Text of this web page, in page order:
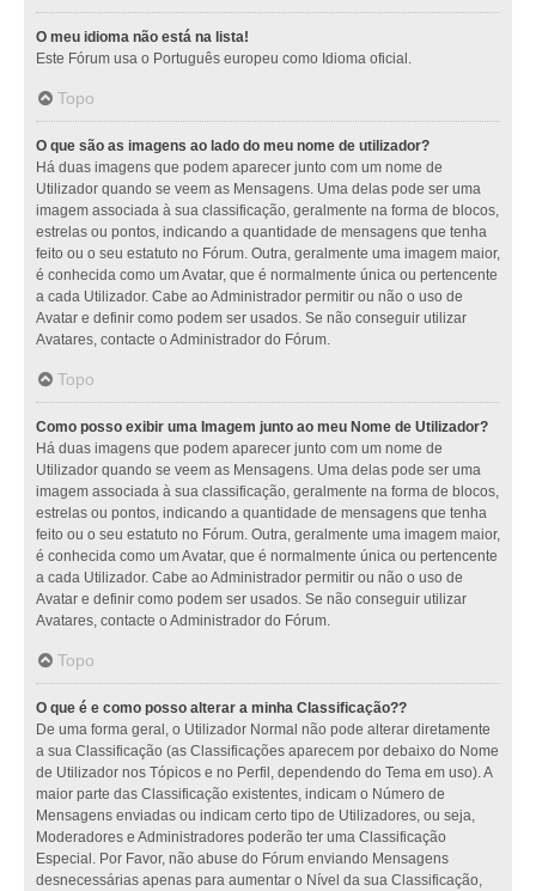
O meu idioma não está na lista!
Este Fórum usa o Português europeu como Idioma oficial.
Topo
O que são as imagens ao lado do meu nome de utilizador?
Há duas imagens que podem aparecer junto com um nome de
Utilizador quando se veem as Mensagens. Uma delas pode ser uma
imagem associada à sua classificação, geralmente na forma de blocos,
estrelas ou pontos, indicando a quantidade de mensagens que tenha
feito ou o seu estatuto no Fórum. Outra, geralmente uma imagem maior,
é conhecida como um Avatar, que é normalmente única ou pertencente
a cada Utilizador. Cabe ao Administrador permitir ou não o uso de
Avatar e definir como podem ser usados. Se não conseguir utilizar
Avatares, contacte o Administrador do Fórum.
Topo
Como posso exibir uma Imagem junto ao meu Nome de Utilizador?
Há duas imagens que podem aparecer junto com um nome de
Utilizador quando se veem as Mensagens. Uma delas pode ser uma
imagem associada à sua classificação, geralmente na forma de blocos,
estrelas ou pontos, indicando a quantidade de mensagens que tenha
feito ou o seu estatuto no Fórum. Outra, geralmente uma imagem maior,
é conhecida como um Avatar, que é normalmente única ou pertencente
a cada Utilizador. Cabe ao Administrador permitir ou não o uso de
Avatar e definir como podem ser usados. Se não conseguir utilizar
Avatares, contacte o Administrador do Fórum.
Topo
O que é e como posso alterar a minha Classificação??
De uma forma geral, o Utilizador Normal não pode alterar diretamente
a sua Classificação (as Classificações aparecem por debaixo do Nome
de Utilizador nos Tópicos e no Perfil, dependendo do Tema em uso). A
maior parte das Classificação existentes, indicam o Número de
Mensagens enviadas ou indicam certo tipo de Utilizadores, ou seja,
Moderadores e Administradores poderão ter uma Classificação
Especial. Por Favor, não abuse do Fórum enviando Mensagens
desnecessárias apenas para aumentar o Nível da sua Classificação,